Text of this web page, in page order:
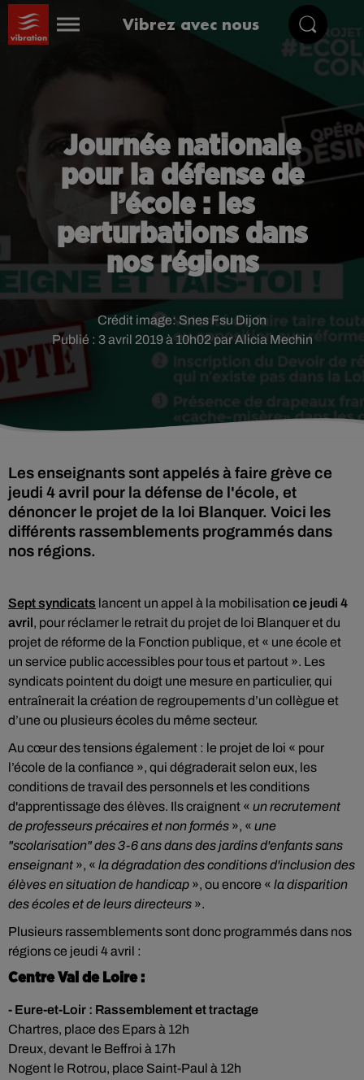
Vibrez avec nous
Journée nationale
pour la défense de
l’école : les
perturbations dans
nos régions
Publié : 3 avril 2019 à 10h02 par Alicia Mechin
Crédit image:Snes Fsu Dijon
Les enseignants sont appelés à faire grève ce
jeudi 4 avril pour la défense de l'école, et
dénoncer le projet de la loi Blanquer. Voici les
différents rassemblements programmés dans
nos régions.
Sept syndicats lancent un appel à la mobilisation ce jeudi 4
avril, pour réclamer le retrait du projet de loi Blanquer et du
projet de réforme de la Fonction publique, et « une école et
un service public accessibles pour tous et partout ». Les
syndicats pointent du doigt une mesure en particulier, qui
entraînerait la création de regroupements d’un collègue et
d’une ou plusieurs écoles du même secteur.
Au cœur des tensions également : le projet de loi « pour
l’école de la confiance », qui dégraderait selon eux, les
conditions de travail des personnels et les conditions
d'apprentissage des élèves. Ils craignent « un recrutement
de professeurs précaires et non formés », « une
"scolarisation" des 3-6 ans dans des jardins d'enfants sans
enseignant », « la dégradation des conditions d'inclusion des
élèves en situation de handicap », ou encore « la disparition
des écoles et de leurs directeurs ».
Plusieurs rassemblements sont donc programmés dans nos
régions ce jeudi 4 avril :
Centre Val de Loire :
- Eure-et-Loir : Rassemblement et tractage
Chartres, place des Epars à 12h
Dreux, devant le Beffroi à 17h
Nogent le Rotrou, place Saint-Paul à 12h